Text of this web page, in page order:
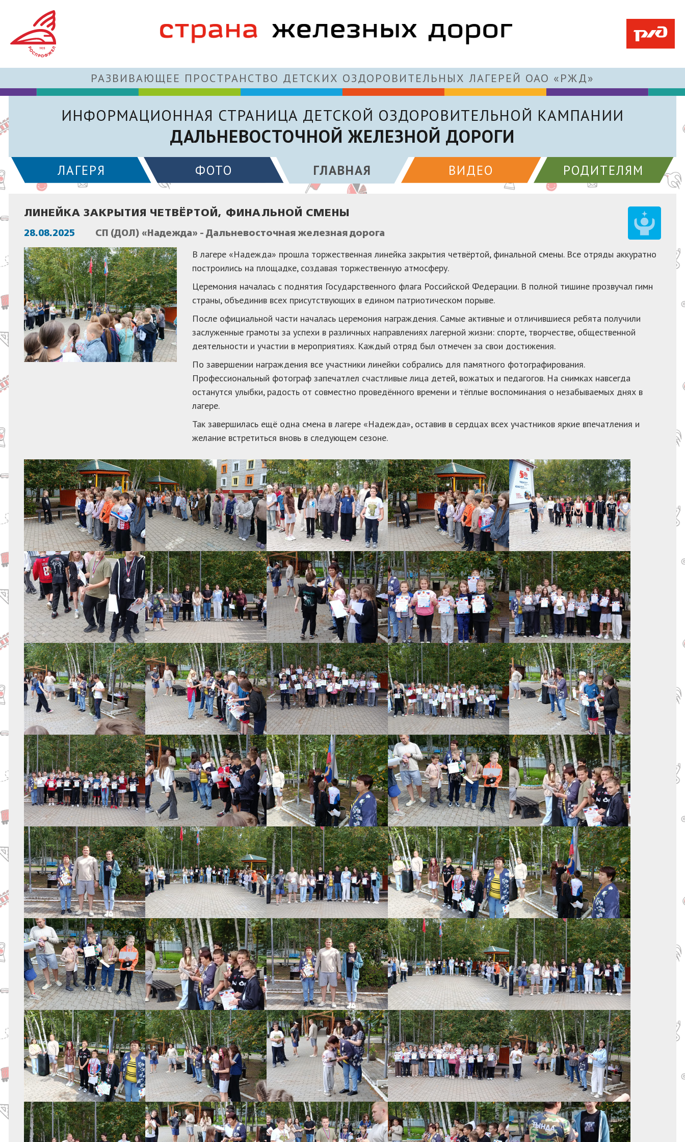
РАЗВИВАЮЩЕЕ ПРОСТРАНСТВО ДЕТСКИХ ОЗДОРОВИТЕЛЬНЫХ ЛАГЕРЕЙ ОАО «РЖД»
ИНФОРМАЦИОННАЯ СТРАНИЦА ДЕТСКОЙ ОЗДОРОВИТЕЛЬНОЙ КАМПАНИИ
ДАЛЬНЕВОСТОЧНОЙ ЖЕЛЕЗНОЙ ДОРОГИ
ЛАГЕРЯ ФОТО ГЛАВНАЯ ВИДЕО РОДИТЕЛЯМ
ЛИНЕЙКА ЗАКРЫТИЯ ЧЕТВЁРТОЙ, ФИНАЛЬНОЙ СМЕНЫ
28.08.2025 СП (ДОЛ) «Надежда» - Дальневосточная железная дорога
В лагере «Надежда» прошла торжественная линейка закрытия четвёртой, финальной смены. Все отряды аккуратно
построились на площадке, создавая торжественную атмосферу.
Церемония началась с поднятия Государственного флага Российской Федерации. В полной тишине прозвучал гимн
страны, объединив всех присутствующих в едином патриотическом порыве.
После официальной части началась церемония награждения. Самые активные и отличившиеся ребята получили
заслуженные грамоты за успехи в различных направлениях лагерной жизни: спорте, творчестве, общественной
деятельности и участии в мероприятиях. Каждый отряд был отмечен за свои достижения.
По завершении награждения все участники линейки собрались для памятного фотографирования.
Профессиональный фотограф запечатлел счастливые лица детей, вожатых и педагогов. На снимках навсегда
останутся улыбки, радость от совместно проведённого времени и тёплые воспоминания о незабываемых днях в
лагере.
Так завершилась ещё одна смена в лагере «Надежда», оставив в сердцах всех участников яркие впечатления и
желание встретиться вновь в следующем сезоне.